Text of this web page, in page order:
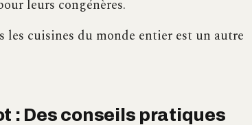
leurs congénères.
cuisines du monde entier est un autre
: Des conseils pratiques